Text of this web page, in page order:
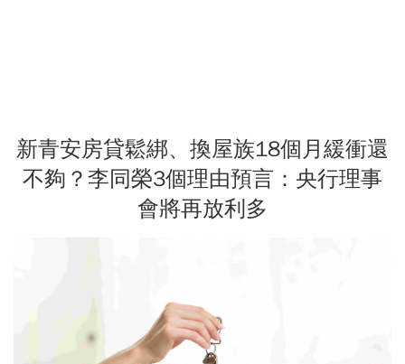
新青安房貸鬆綁、換屋族18個月緩衝還
不夠？李同榮3個理由預言：央行理事
會將再放利多